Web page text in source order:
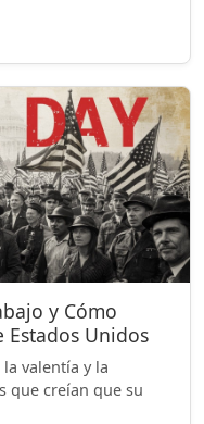
y Cómo
Estados Unidos
valentía y la
que creían que su